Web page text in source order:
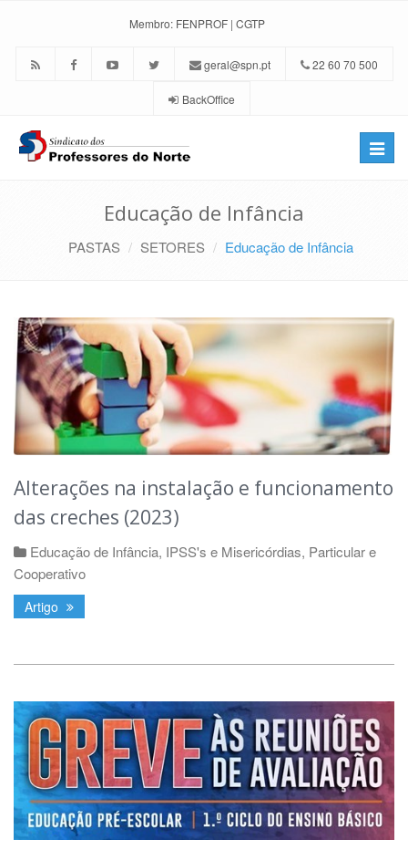
Membro: FENPROF | CGTP
geral@spn.pt 22 60 70 500
BackOffice
Toggle
Educação de Infância
PASTAS SETORES Educação de Infância
Alterações na instalação e funcionamento
das creches (2023)
Educação de Infância, IPSS's e Misericórdias, Particular e
Cooperativo
Artigo